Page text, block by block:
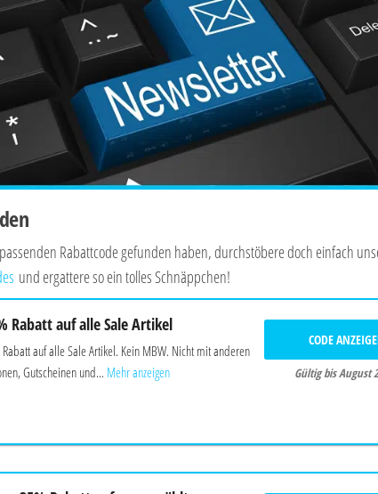
Rabattcode gefunden haben, durchstöbere doch einfach
und ergattere so ein tolles Schnäppchen!
Rabatt auf alle Sale Artikel
Rabatt auf alle Sale Artikel. Kein MBW. Nicht mit anderen
Gutscheinen und... Mehr anzeigen
CODE
Gültig bis August